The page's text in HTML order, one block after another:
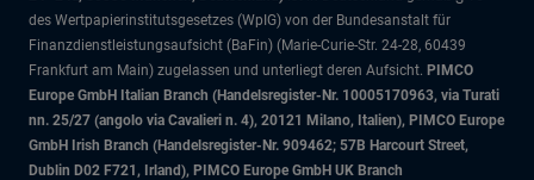
des Wertpapierinstitutsgesetzes (WpIG) von der Bundesanstalt für
Finanzdienstleistungsaufsicht (BaFin) (Marie-Curie-Str. 24-28, 60439
Frankfurt am Main) zugelassen und unterliegt deren Aufsicht. PIMCO
Europe GmbH Italian Branch (Handelsregister-Nr. 10005170963, via Turati
nn. 25/27 (angolo via Cavalieri n. 4), 20121 Milano, Italien), PIMCO Europe
GmbH Irish Branch (Handelsregister-Nr. 909462; 57B Harcourt Street,
Dublin D02 F721, Irland), PIMCO Europe GmbH UK Branch